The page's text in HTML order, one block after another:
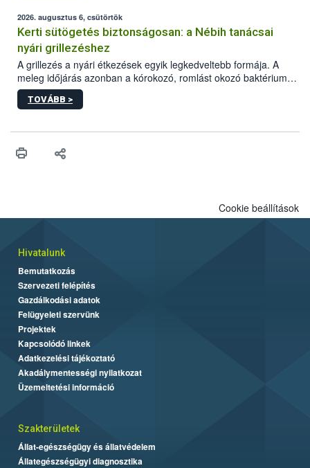
érésű szőlőkben is legyen lehetőség a károsító elleni további
védekezésre. Az Oroganic készítmény kis kiszerelésben kiskerti
felhasználók számára is elérhető és ökológiai termesztésben is
engedélyezett.
2026. augusztus 6, csütörtök
Kerti sütögetés biztonságosan: a Nébih tanácsai
nyári grillezéshez
A grillezés a nyári étkezések egyik legkedveltebb formája. A
meleg időjárás azonban a kórokozó, romlást okozó baktériumok
gyorsabb szaporodásának is kedvez. A szabadtéri sütögetés
ezért nem csupán a megfelelő sütési technikáról szól: legalább
higiéniai szabályok betartása, a megfelelő hőkezelés, valamint a
biztonsági Hivatal (Nébih) Oktatási Programja összegyűjtötte a
TOVÁBB >
Cookie beállítások
Hivatalunk
Bemutatkozás
Szervezeti felépítés
Gazdálkodási adatok
Felügyeleti szervünk
Projektek
Kapcsolódó linkek
Adatkezelési tájékoztató
Akadálymentességi nyilatkozat
Üzemeltetési információ
Szakterületek
Állat-egészségügy és állatvédelem
Állategészségügyi diagnosztika